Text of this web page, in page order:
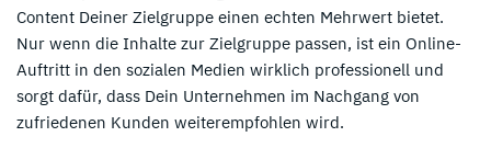
Content Deiner Zielgruppe einen echten Mehrwert bietet.
Nur wenn die Inhalte zur Zielgruppe passen, ist ein Online-
Auftritt in den sozialen Medien wirklich professionell und
sorgt dafür, dass Dein Unternehmen im Nachgang von
zufriedenen Kunden weiterempfohlen wird.